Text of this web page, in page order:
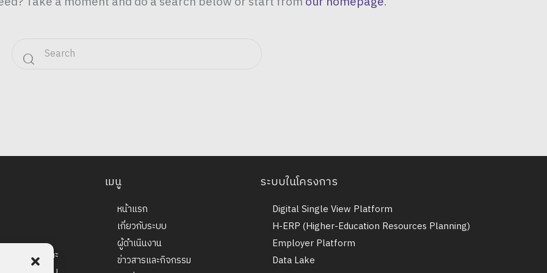
าสตร์ วิจัยและ
เมนู
หน้าแรก
เกี่ยวกับระบบ
ผู้ดำเนินงาน
ข่าวสารและกิจกรรม
ระบบในโครงการ
Digital Single View Platform
H-ERP (Higher-Education Resources Planning)
Employer Platform
Data Lake